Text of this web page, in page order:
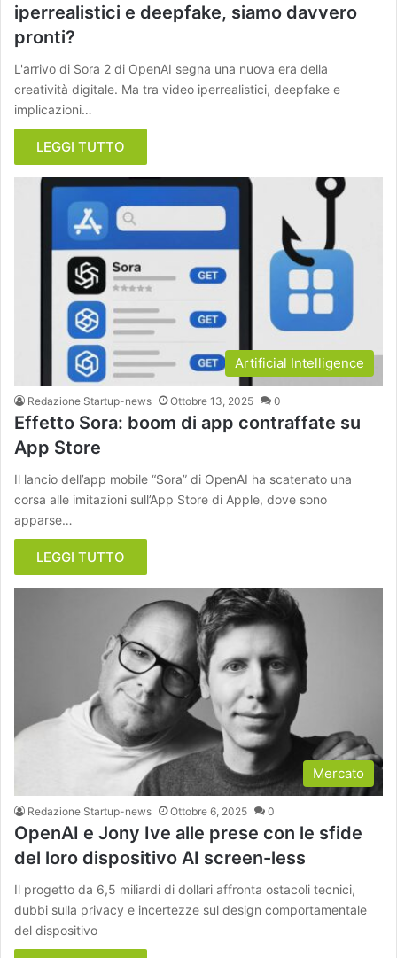
iperrealistici e deepfake, siamo davvero
pronti?
L'arrivo di Sora 2 di OpenAI segna una nuova era della
creatività digitale. Ma tra video iperrealistici, deepfake e
implicazioni…
LEGGI TUTTO
Artificial Intelligence
Redazione Startup-news Ottobre 13, 2025 0
Effetto Sora: boom di app contraffate su
App Store
Il lancio dell’app mobile “Sora” di OpenAI ha scatenato una
corsa alle imitazioni sull’App Store di Apple, dove sono
apparse…
LEGGI TUTTO
Mercato
Redazione Startup-news Ottobre 6, 2025 0
OpenAI e Jony Ive alle prese con le sfide
del loro dispositivo AI screen-less
Il progetto da 6,5 miliardi di dollari affronta ostacoli tecnici,
dubbi sulla privacy e incertezze sul design comportamentale
del dispositivo